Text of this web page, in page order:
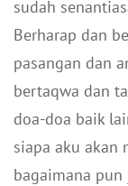
sudah
Berharap dan
pasangan dan
bertaqwa dan
doa-doa baik
siapa aku akan
bagaimana